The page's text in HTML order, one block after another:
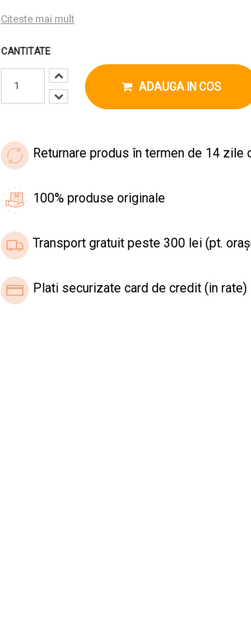
Citeste mai mult
CANTITATE
ADAUGA IN COS
Returnare produs în termen de 14 zile
100% produse originale
Transport gratuit peste 300 lei (pt.
Plati securizate card de credit (in